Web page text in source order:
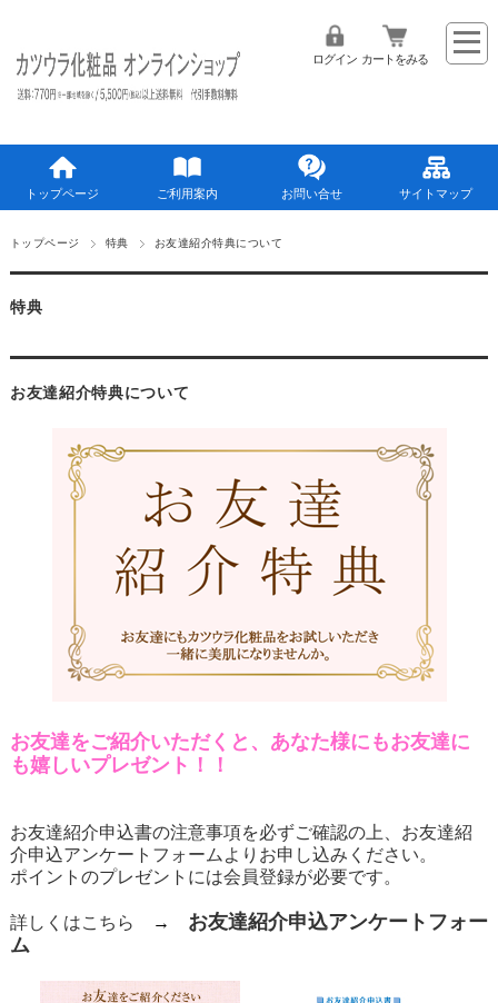
ログイン カートをみる
トップページ ご利用案内 お問い合せ サイトマップ
トップページ 特典 お友達紹介特典について
特典
お友達紹介特典について
お友達をご紹介いただくと、あなた様にもお友達に
も嬉しいプレゼント！！
お友達紹介申込書の注意事項を必ずご確認の上、お友達紹
介申込アンケートフォームよりお申し込みください。
ポイントのプレゼントには会員登録が必要です。
詳しくはこちら → お友達紹介申込アンケートフォー
ム